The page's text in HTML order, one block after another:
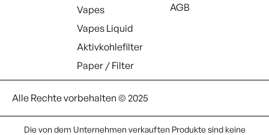
Vapes
Vapes Liquid
Aktivkohlefilter
Paper / Filter
AGB
Alle Rechte vorbehalten © 2025
Die von dem Unternehmen verkauften Produkte sind keine